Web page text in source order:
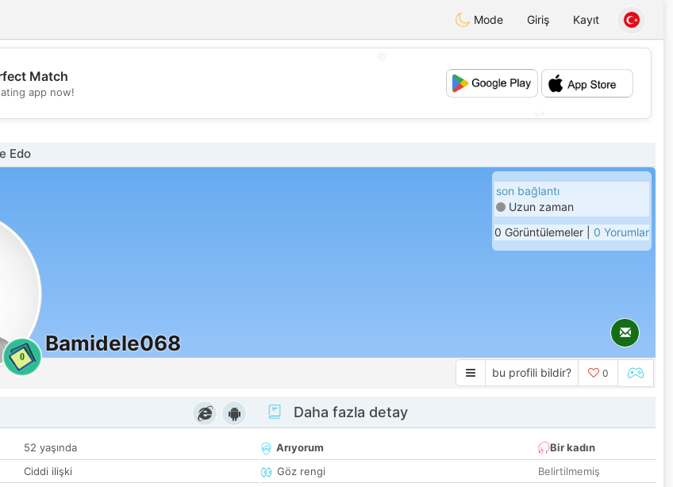
Mode Giriş Kayıt
💕
Match
app now!
Edo
0
Bamidele068
son bağlantı
Uzun zaman
0 Görüntülemeler | 0 Yorumlar
bu profili bildir? 0
52 yaşında
Ciddi ilişki
Daha fazla detay
Arıyorum
Bir kadın
Göz rengi
Belirtilmemiş